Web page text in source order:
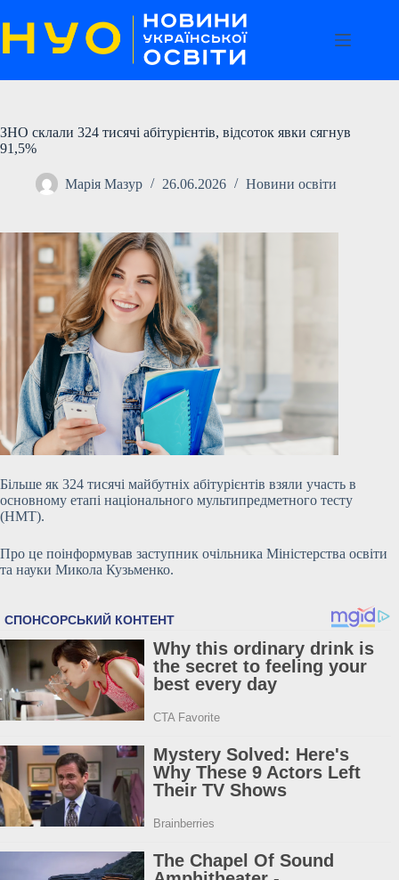
до
вмісту
ЗНО склали 324 тисячі абітурієнтів, відсоток явки сягнув
91,5%
Марія Мазур 26.06.2026 Новини освіти
Більше як 324 тисячі майбутніх абітурієнтів взяли участь в
основному етапі національного мультипредметного тесту
(НМТ).
Про це поінформував заступник очільника Міністерства освіти
та науки Микола Кузьменко.